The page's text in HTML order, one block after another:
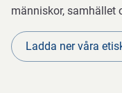
människor, samhället
Ladda ner våra